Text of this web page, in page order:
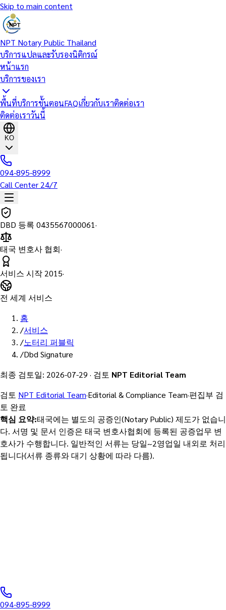
Skip to main content
NPT Notary Public Thailand
บริการแปลและรับรองนิติกรณ์
หน้าแรก
บริการของเรา
พื้นที่บริการขั้นตอนFAQเกี่ยวกับเราติดต่อเรา
ติดต่อเราวันนี้
KO
094-895-8999
Call Center 24/7
DBD 등록 0435567000061·
태국 변호사 협회·
서비스 시작2015·
전 세계 서비스
홈
/서비스
/노터리 퍼블릭
/Dbd Signature
최종 검토일: 2026-07-29 · 검토 NPT Editorial Team
검토 NPT Editorial Team·Editorial & Compliance Team·편집부 검
토 완료
핵심 요약:태국에는 별도의 공증인(Notary Public) 제도가 없습니
다. 서명 및 문서 인증은 태국 변호사협회에 등록된 공증업무 변
호사가 수행합니다. 일반적인 서류는 당일~2영업일 내외로 처리
됩니다(서류 종류와 대기 상황에 따라 다름).
094-895-8999